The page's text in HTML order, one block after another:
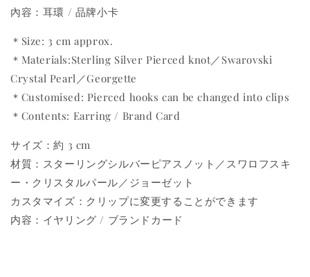
內容：耳環 / 品牌小卡
＊Size: 3 cm approx.
＊Materials:Sterling Silver Pierced knot／Swarovski
Crystal Pearl／Georgette
＊Customised: Pierced hooks can be changed into clips
＊Contents: Earring / Brand Card
サイズ：約 3 cm
材質：スターリングシルバーピアスノット／スワロフスキ
ー・クリスタルパール／ジョーゼット
カスタマイズ：クリップに変更することができます
内容：イヤリング / ブランドカード